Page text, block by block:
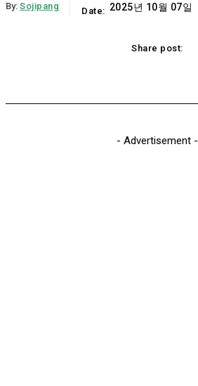
By: Sojipang Date: 2025년 10월 07일
Share post:
- Advertisement -